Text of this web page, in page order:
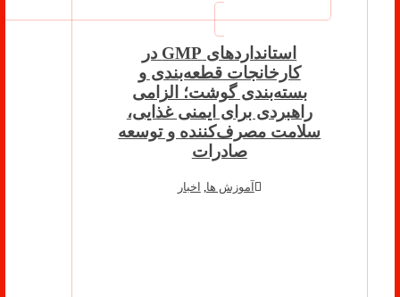
استانداردهای GMP در
کارخانجات قطعه‌بندی و
بسته‌بندی گوشت؛ الزامی
راهبردی برای ایمنی غذایی،
سلامت مصرف‌کننده و توسعه
صادرات
آموزش ها, اخبار